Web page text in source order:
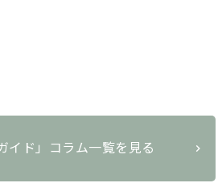
イド」コラム一覧を見る